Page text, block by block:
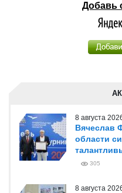
Добавь
8 августа
Вячеслав
области
305
8 августа